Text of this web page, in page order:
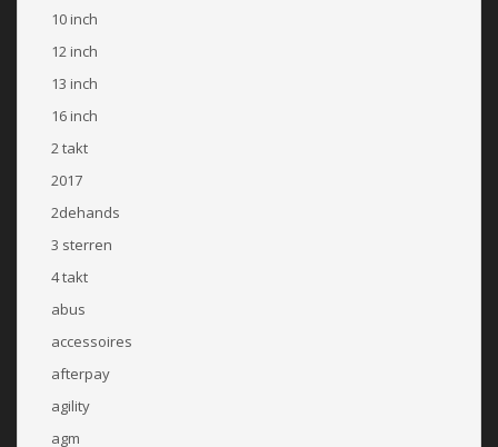
10 inch
12 inch
13 inch
16 inch
2 takt
2017
2dehands
3 sterren
4 takt
abus
accessoires
afterpay
agility
agm